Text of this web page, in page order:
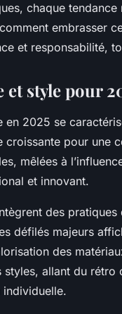
chaque
embrasser
et responsabilité,
et style pour
en 2025 se
pour une
mêlées à
et innovant.
des
défilés majeurs
des
styles, allant du
individuelle.